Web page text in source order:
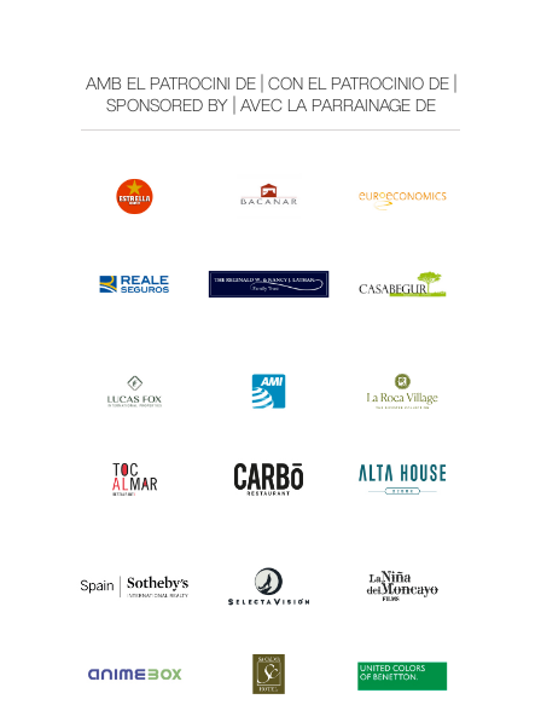
AMB EL PATROCINI DE | CON EL PATROCINIO DE |
SPONSORED BY | AVEC LA PARRAINAGE DE